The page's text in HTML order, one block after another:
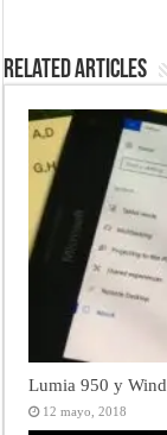
Related Articles
Lumia 950 y
12 mayo, 2018